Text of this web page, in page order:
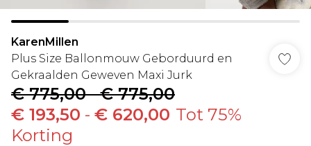
KarenMillen
Plus Size Ballonmouw Geborduurd en
Gekraalden Geweven Maxi Jurk
€ 775,00-€ 775,00
€ 193,50 - € 620,00 Tot 75%
Korting